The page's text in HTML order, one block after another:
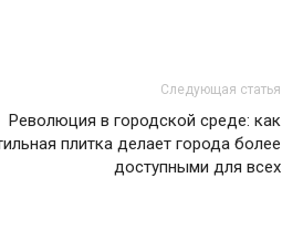
Следующая статья
Революция в городской среде: как
плитка делает города более
доступными для всех